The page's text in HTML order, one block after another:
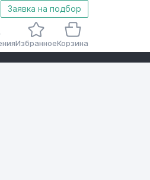
Заявка на подбор
ИзбранноеКорзина